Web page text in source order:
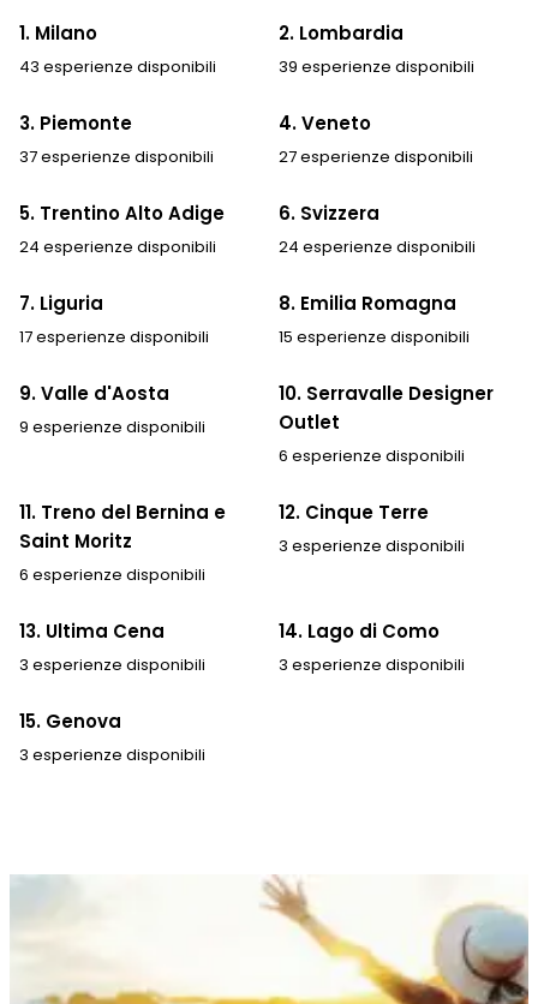
1. Milano
43 esperienze disponibili
2. Lombardia
39 esperienze disponibili
3. Piemonte
37 esperienze disponibili
4. Veneto
27 esperienze disponibili
5. Trentino Alto Adige
24 esperienze disponibili
6. Svizzera
24 esperienze disponibili
7. Liguria
17 esperienze disponibili
8. Emilia Romagna
15 esperienze disponibili
9. Valle d'Aosta
9 esperienze disponibili
10. Serravalle Designer
Outlet
6 esperienze disponibili
11. Treno del Bernina e
Saint Moritz
6 esperienze disponibili
12. Cinque Terre
3 esperienze disponibili
13. Ultima Cena
3 esperienze disponibili
14. Lago di Como
3 esperienze disponibili
15. Genova
3 esperienze disponibili